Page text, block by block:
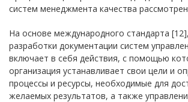
систем менеджмента качества
На основе международного стандарта
разработки документации систем
включает в себя действия, с помощью
организация устанавливает свои цели и
процессы и ресурсы, необходимые для
желаемых результатов, а также